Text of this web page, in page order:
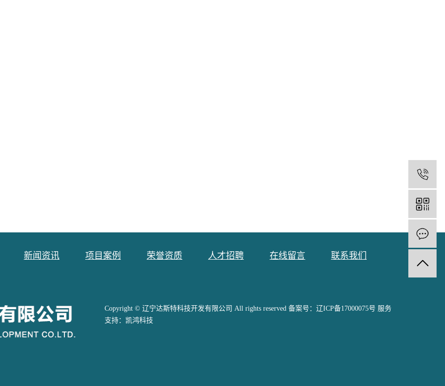
新闻资讯 项目案例 荣誉资质 人才招聘 在线留言 联系我们
Copyright © 辽宁达斯特科技开发有限公司 All rights reserved 备案号： 辽ICP备17000075号 服务
支持： 凯鸿科技